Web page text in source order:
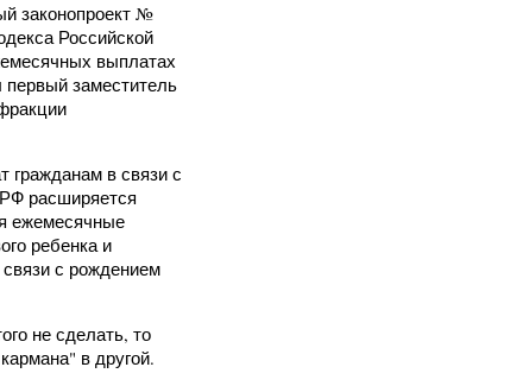
законопроект №
Российской
выплатах
заместитель
в связи с
расширяется
ежемесячные
ребенка и
с рождением
не сделать, то
в другой.